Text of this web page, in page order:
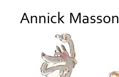
Annick Masson